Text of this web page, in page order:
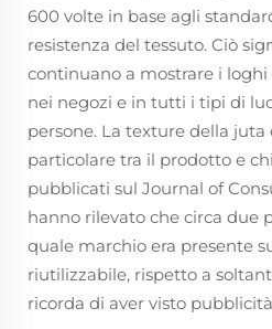
600 volte in base agli
resistenza del tessuto. Ciò
continuano a mostrare i
nei negozi e in tutti i tipi di
persone. La texture della
particolare tra il prodotto e
pubblicati sul Journal of
hanno rilevato che circa due
quale marchio era presente
riutilizzabile, rispetto a
ricorda di aver visto